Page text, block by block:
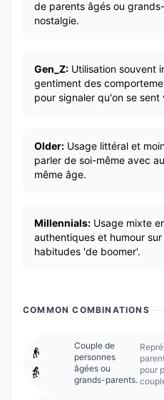
de parents âgés ou
nostalgie.
Gen_Z: Utilisation souvent
gentiment des
pour signaler qu'on se
Older: Usage littéral et
parler de soi-même avec
même âge.
Millennials: Usage mixte
authentiques et humour
habitudes 'de boomer'.
COMMON COMBINATIONS
👴
👵
Couple de
personnes
âgées ou
grands-parents.
pour